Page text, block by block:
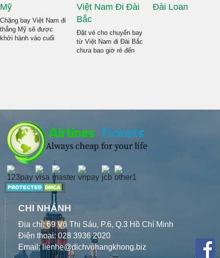
Mỹ
Chặng bay Việt Nam đi
thẳng Mỹ sẽ được
khởi hành vào cuối
Việt Nam Đi Đài
Bắc
Đặt vé cho chuyến bay
từ Việt Nam đi Đài Bắc
chưa bao giờ rẻ đến
Đài Loan
CHI NHÁNH
Địa chỉ: 69 Võ Thị Sáu, P.6, Q.3 Hồ Chí Minh
Điện thoại: 028 3936 2020
Email: lienhe@dichvuhangkhong.biz